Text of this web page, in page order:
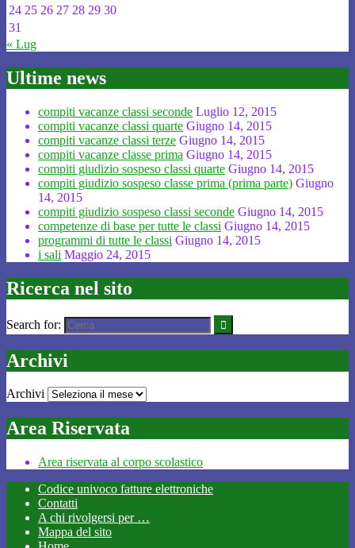
24 25 26 27 28 29 30
31
« Lug
Ultime news
compiti vacanze classi seconde Luglio 12, 2015
compiti vacanze classi quarte Giugno 14, 2015
compiti vacanze classi terze Giugno 14, 2015
compiti vacanze classe prima Giugno 14, 2015
compiti giudizio sospeso classi quarte Giugno 14, 2015
compiti giudizio sospeso classe prima (prima parte) Giugno
14, 2015
compiti giudizio sospeso classi seconde Giugno 14, 2015
competenze di base per tutte le classi Giugno 14, 2015
programmi di tutte le classi Giugno 14, 2015
i sali Maggio 24, 2015
Ricerca nel sito
Search for:
Archivi
Archivi
Area Riservata
Area riservata al corpo scolastico
Codice univoco fatture elettroniche
Contatti
A chi rivolgersi per …
Mappa del sito